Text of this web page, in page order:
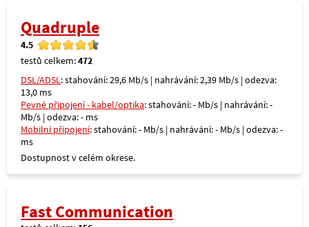
Quadruple
4.5
testů celkem:472
DSL/ADSL: stahování: 29,6 Mb/s | nahrávání: 2,39 Mb/s | odezva:
13,0 ms
Pevné připojení - kabel/optika: stahování: - Mb/s | nahrávání: -
Mb/s | odezva: - ms
Mobilní připojení: stahování: - Mb/s | nahrávání: - Mb/s | odezva: -
ms
Dostupnost v celém okrese.
Fast Communication